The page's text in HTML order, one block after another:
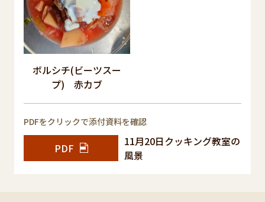
ボルシチ(ビーツスー
プ) 赤カブ
PDFをクリックで添付資料を確認
PDF
11月20日クッキング教室の
風景